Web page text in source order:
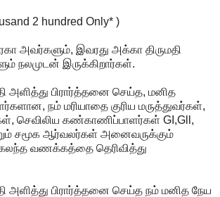
2 hundred Only* )
அவர்களும், இவரது அக்கா திருமதி
நலமுடன் இருக்கிறார்கள்.
அளித்து பிரார்த்தனை செய்த, மனித
நம் மரியாதை குரிய மருத்துவர்கள்,
செவிலிய கண்காணிப்பாளர்கள் GI,Gll,
சமூக ஆர்வலர்கள் அனைவருக்கும்
வணக்கத்தை தெரிவித்து
அளித்து பிரார்த்தனை செய்த நம் மனித நேய